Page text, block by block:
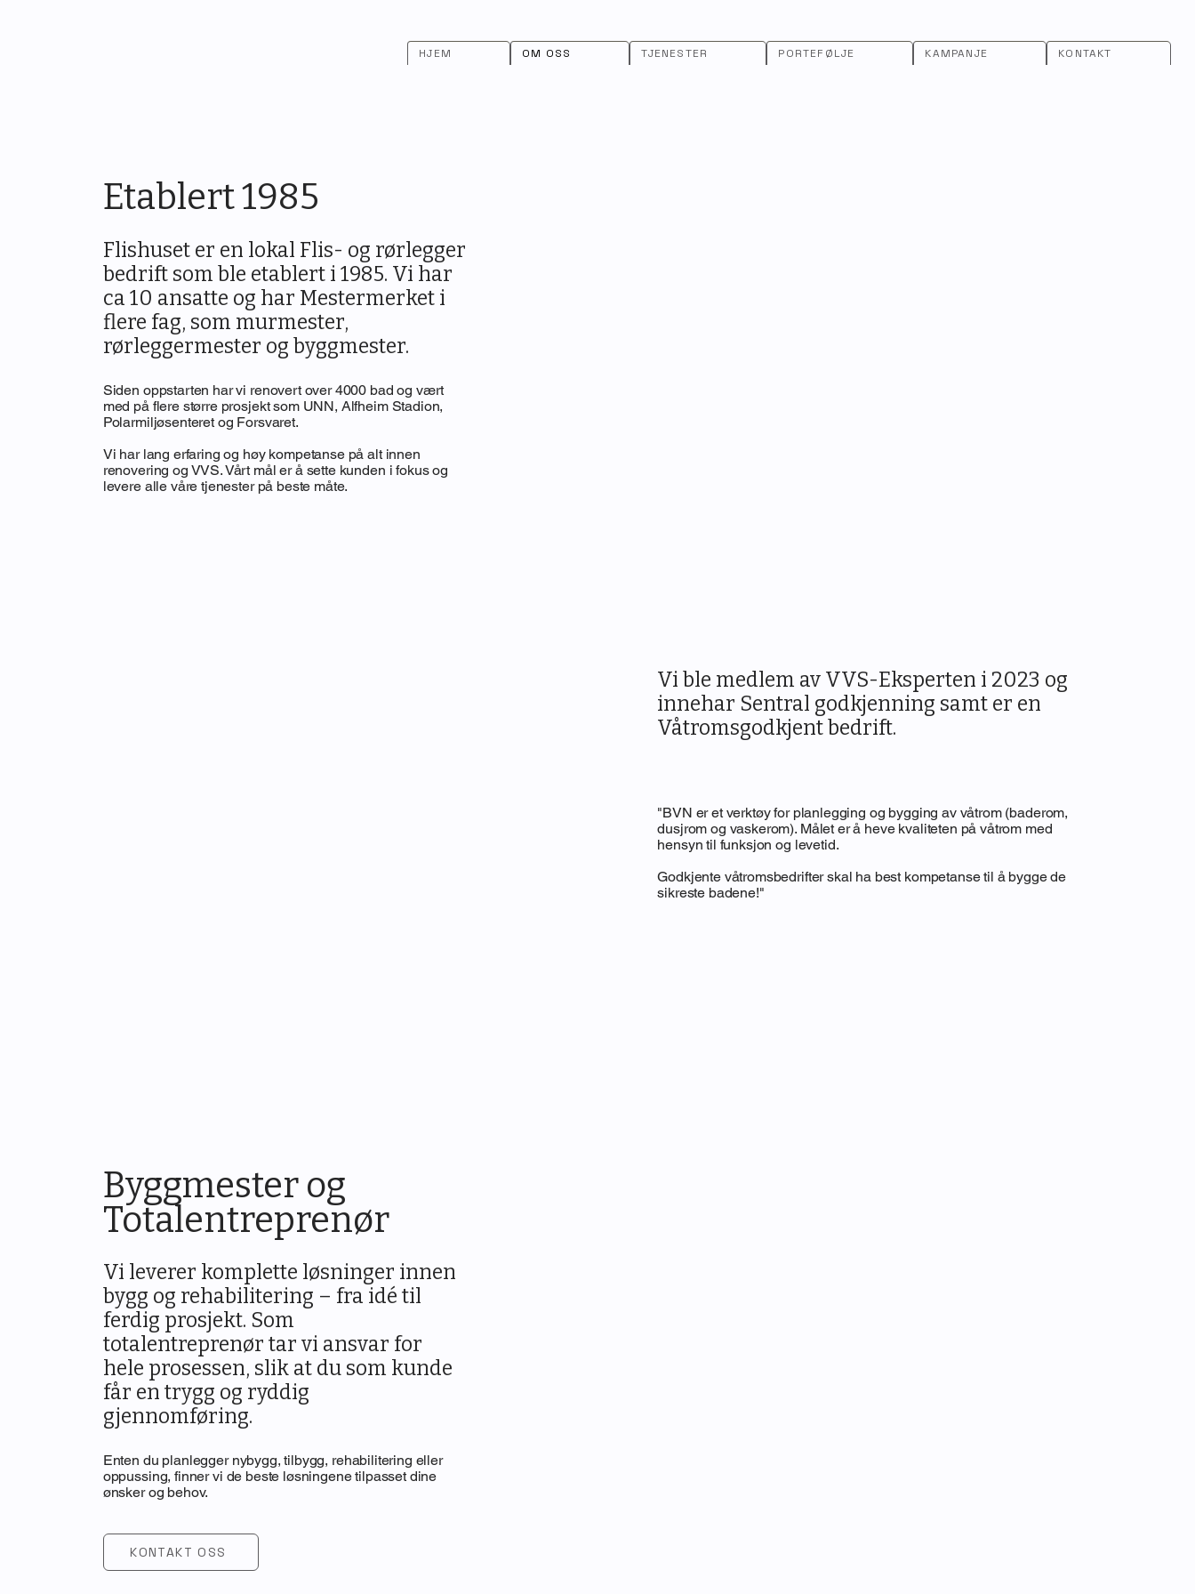
HJEM OM OSS TJENESTER PORTEFØLJE KAMPANJE KONTAKT
Vi ble medlem av VVS-Eksperten i 2023 og
innehar Sentral godkjenning samt er en
Våtromsgodkjent bedrift.
"BVN er et verktøy for planlegging og bygging av våtrom (baderom,
dusjrom og vaskerom). Målet er å heve kvaliteten på våtrom med
hensyn til funksjon og levetid.
Godkjente våtromsbedrifter skal ha best kompetanse til å bygge de
sikreste badene!"
Etablert 1985
Flishuset er en lokal Flis- og rørlegger
bedrift som ble etablert i 1985. Vi har
ca 10 ansatte og har Mestermerket i
flere fag, som murmester,
rørleggermester og byggmester.
Siden oppstarten har vi renovert over 4000 bad og vært
med på flere større prosjekt som UNN, Alfheim Stadion,
Polarmiljøsenteret og Forsvaret.
Vi har lang erfaring og høy kompetanse på alt innen
renovering og VVS. Vårt mål er å sette kunden i fokus og
levere alle våre tjenester på beste måte.
Byggmester og
Totalentreprenør
Vi leverer komplette løsninger innen
bygg og rehabilitering – fra idé til
ferdig prosjekt. Som
totalentreprenør tar vi ansvar for
hele prosessen, slik at du som kunde
får en trygg og ryddig
gjennomføring.
Enten du planlegger nybygg, tilbygg, rehabilitering eller
oppussing, finner vi de beste løsningene tilpasset dine
ønsker og behov.
KONTAKT OSS